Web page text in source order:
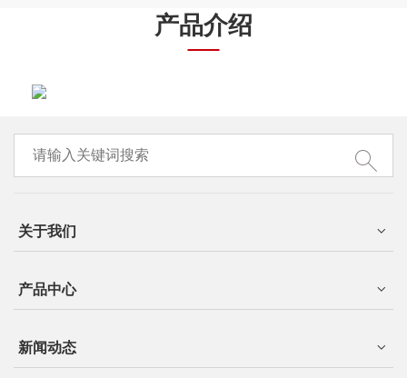
产品介绍
关于我们
产品中心
新闻动态